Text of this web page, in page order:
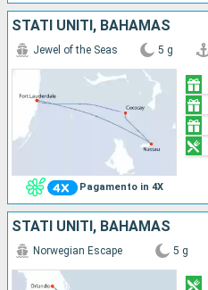
STATI UNITI, BAHAMAS
Pagamento in 4X
Jewel of the Seas 5 g
STATI UNITI, BAHAMAS
Norwegian Escape 5 g